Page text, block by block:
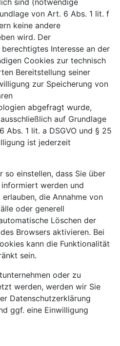
von Art. 6 Abs. 1 lit. f
keine andere
wird. Der
Interesse an der
Cookies zur technisch
Bereitstellung seiner
zur Speicherung von
abgefragt wurde,
auf Grundlage
Abs. 1 lit. a DSGVO und § 25
ist jederzeit
so einstellen, dass Sie über
werden und
die Annahme von
oder generell
Löschen der
Browsers aktivieren. Bei
kann die Funktionalität
sein.
oder zu
werden, werden wir Sie
Datenschutzerklärung
ggf. eine Einwilligung